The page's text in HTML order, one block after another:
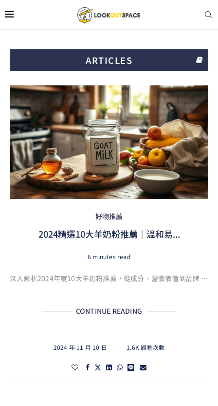
ARTICLES
好物推薦
2024精選10大羊奶粉推薦｜溫和易...
6 minutes read
深入解析2024年度10大羊奶粉推薦，從成分、營養價值到品牌 …
CONTINUE READING
2024 年 11 月 10 日 1.6K 觀看次數